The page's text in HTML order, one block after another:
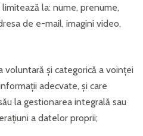
la: nume, prenume,
de e-mail, imagini video,
voluntară și categorică a voinței
adecvate, și care
la gestionarea integrală sau
a datelor proprii;